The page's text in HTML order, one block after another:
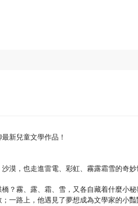
新兒童文學作品！
漠，也走進雷電、彩虹、霧露霜雪的奇妙
？霧、露、霜、雪，又各自藏着什麼小
一路上，他遇見了夢想成為文學家的小